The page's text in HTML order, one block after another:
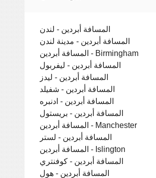
المسافة أبردين - لندن
المسافة أبردين - مدينة لندن
المسافة أبردين - Birmingham
المسافة أبردين - ليفربول
المسافة أبردين - ليدز
المسافة أبردين - شفيلد
المسافة أبردين - ادنبره
المسافة أبردين - بريستول
المسافة أبردين - Manchester
المسافة أبردين - لستر
المسافة أبردين - Islington
المسافة أبردين - كوفنتري
المسافة أبردين - هول